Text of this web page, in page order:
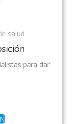
salud
para dar